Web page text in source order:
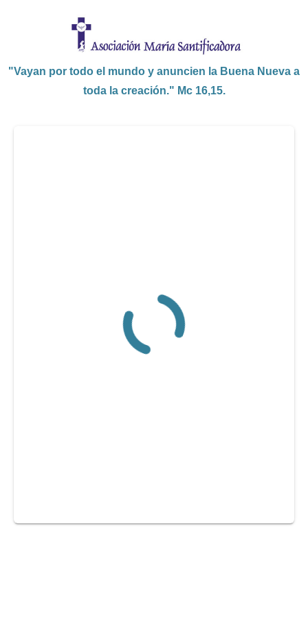
"Vayan por todo el mundo y anuncien la Buena Nueva a
toda la creación." Mc 16,15.